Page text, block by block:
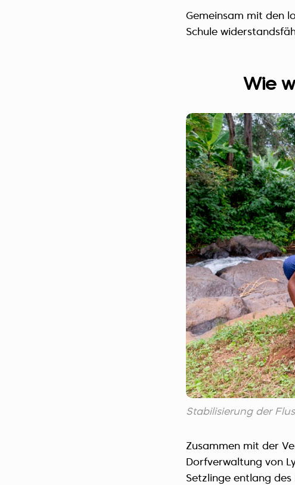
Gemeinsam mit den
Schule
Wie
Stabilisierung der
Zusammen mit der
Dorfverwaltung von
Setzlinge entlang